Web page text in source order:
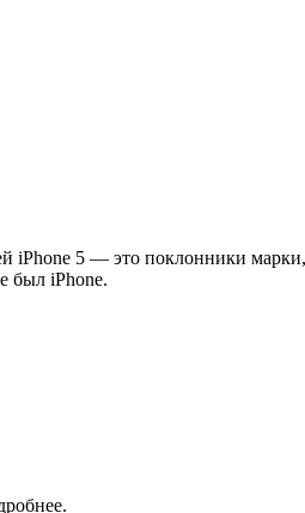
iPhone 5 — это поклонники
был iPhone.